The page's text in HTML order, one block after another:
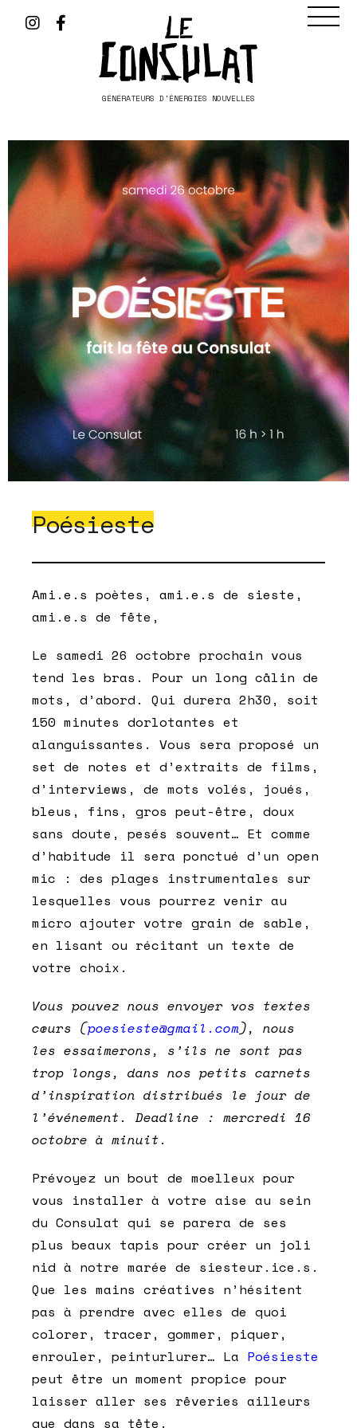
GÉNÉRATEURS D'ÉNERGIES NOUVELLES
Poésieste
Ami.e.s poètes, ami.e.s de sieste,
ami.e.s de fête,
Le samedi 26 octobre prochain vous
tend les bras. Pour un long câlin de
mots, d’abord. Qui durera 2h30, soit
150 minutes dorlotantes et
alanguissantes. Vous sera proposé un
set de notes et d’extraits de films,
d’interviews, de mots volés, joués,
bleus, fins, gros peut-être, doux
sans doute, pesés souvent… Et comme
d’habitude il sera ponctué d’un open
mic : des plages instrumentales sur
lesquelles vous pourrez venir au
micro ajouter votre grain de sable,
en lisant ou récitant un texte de
votre choix.
Vous pouvez nous envoyer vos textes
cœurs (poesieste@gmail.com), nous
les essaimerons, s’ils ne sont pas
trop longs, dans nos petits carnets
d’inspiration distribués le jour de
l’événement. Deadline : mercredi 16
octobre à minuit.
Prévoyez un bout de moelleux pour
vous installer à votre aise au sein
du Consulat qui se parera de ses
plus beaux tapis pour créer un joli
nid à notre marée de siesteur.ice.s.
Que les mains créatives n’hésitent
pas à prendre avec elles de quoi
colorer, tracer, gommer, piquer,
enrouler, peinturlurer… La Poésieste
peut être un moment propice pour
laisser aller ses rêveries ailleurs
que dans sa tête.